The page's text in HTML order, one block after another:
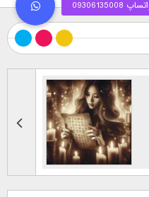
تاریخ :